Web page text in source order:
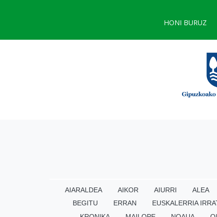
HONI BURUZ
AIARALDEA AIKOR AIURRI ALEA
BEGITU
ERRAN EUSKALERRIA